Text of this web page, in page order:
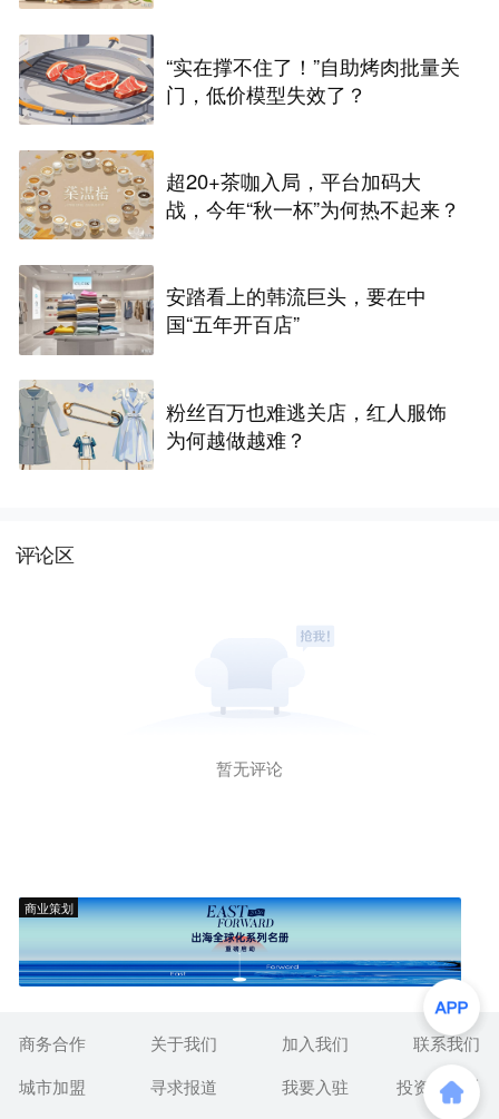
“实在撑不住了！”自助烤肉批量关
门，低价模型失效了？
超20+茶咖入局，平台加码大
战，今年“秋一杯”为何热不起来？
安踏看上的韩流巨头，要在中
国“五年开百店”
粉丝百万也难逃关店，红人服饰
为何越做越难？
评论区
暂无评论
商业策划
商务合作 关于我们 加入我们
联系我们
城市加盟
寻求报道 我要入驻 投资者关系